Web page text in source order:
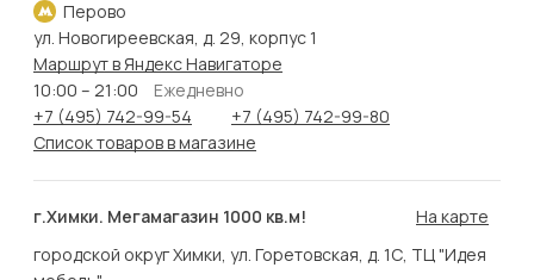
Перово
ул. Новогиреевская, д. 29, корпус 1
Маршрут в Яндекс Навигаторе
10:00 – 21:00
Ежедневно
+7 (495) 742-99-54
+7 (495) 742-99-80
Список товаров в магазине
г.Химки. Мегамагазин 1000 кв.м!
На карте
городской округ Химки, ул. Горетовская, д. 1С, ТЦ "Идея